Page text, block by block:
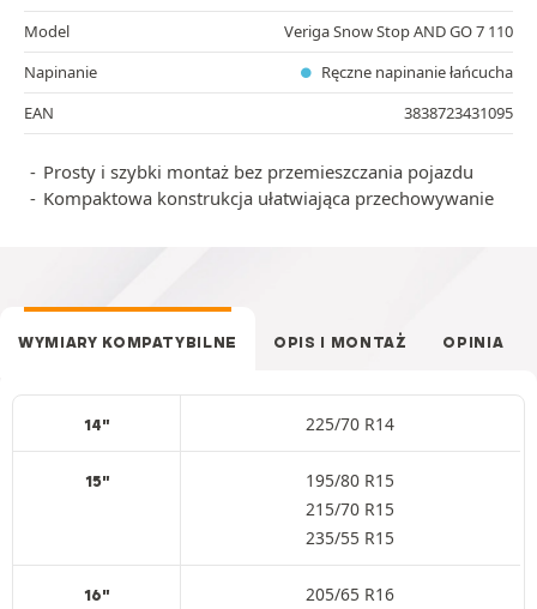
Model
Veriga Snow Stop AND GO 7 110
Napinanie
Ręczne napinanie łańcucha
EAN
3838723431095
Prosty i szybki montaż bez przemieszczania pojazdu
Kompaktowa konstrukcja ułatwiająca przechowywanie
WYMIARY KOMPATYBILNE OPIS I MONTAŻ OPINIA
14" 225/70 R14
15"
195/80 R15
215/70 R15
235/55 R15
16"
205/65 R16